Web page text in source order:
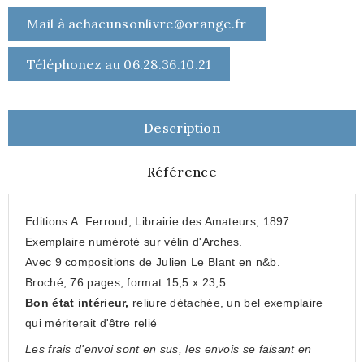
Mail à achacunsonlivre@orange.fr
Téléphonez au 06.28.36.10.21
Description
Référence
Editions A. Ferroud, Librairie des Amateurs, 1897.
Exemplaire numéroté sur vélin d'Arches.
Avec 9 compositions de Julien Le Blant en n&b.
Broché, 76 pages, format 15,5 x 23,5
Bon état intérieur, reliure détachée, un bel exemplaire
qui mériterait d'être relié
Les frais d'envoi sont en sus, les envois se faisant en